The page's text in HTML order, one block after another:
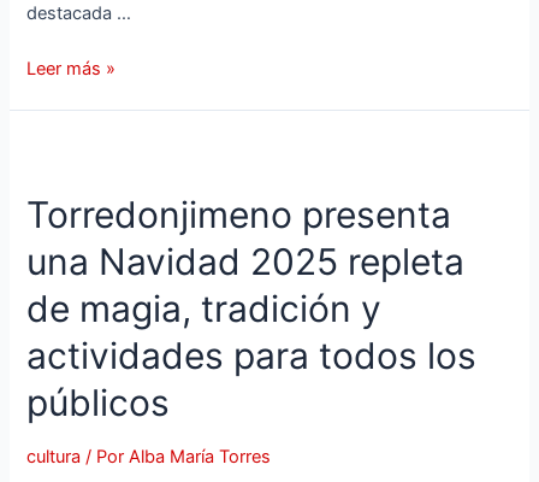
destacada …
Leer más »
Torredonjimeno presenta
una Navidad 2025 repleta
de magia, tradición y
actividades para todos los
públicos
cultura / PorAlba María Torres